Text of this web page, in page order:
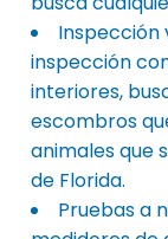
Inspección
inspección
interiores,
escombros
animales que
de Florida.
Pruebas a